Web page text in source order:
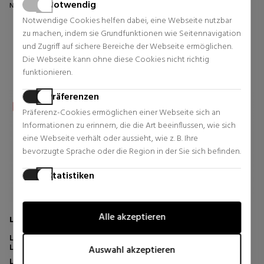
Notwendig
Notwendige Cookies helfen dabei, eine Webseite nutzbar
zu machen, indem sie Grundfunktionen wie Seitennavigation
und Zugriff auf sichere Bereiche der Webseite ermöglichen.
Die Webseite kann ohne diese Cookies nicht richtig
funktionieren.
Präferenzen
Präferenz-Cookies ermöglichen einer Webseite sich an
Informationen zu erinnern, die die Art beeinflussen, wie sich
eine Webseite verhält oder aussieht, wie z. B. Ihre
bevorzugte Sprache oder die Region in der Sie sich befinden.
Statistiken
wie Besucher mit Webseiten interagieren, indem
Informationen anonym gesammelt und gemeldet werden.
Marketing-Cookies werden verwendet, um Besucher auf
Alle akzeptieren
Auswahl akzeptieren
Normal Preis 69,86 €
2 Rezensionen 0 Rezensionen
LAURA MERCIER
LUSTER EYE SHADOW
LIDSCHATTEN
MAC
SMALL EYE SHADOW
LIDSCHATTEN